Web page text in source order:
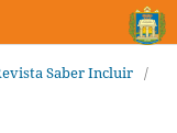
Saber Incluir /